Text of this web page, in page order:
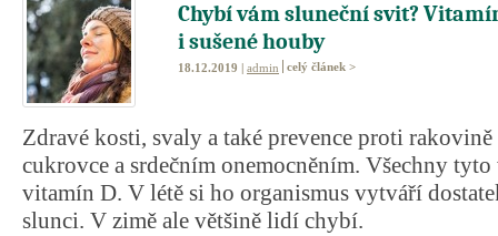
Chybí vám sluneční svit?
i sušené houby
18.12.2019 | admin celý článek >
Zdravé kosti, svaly a také prevence proti
cukrovce a srdečním onemocněním. Všechny
vitamín D. V létě si ho organismus vytváří
slunci. V zimě ale většině lidí chybí.